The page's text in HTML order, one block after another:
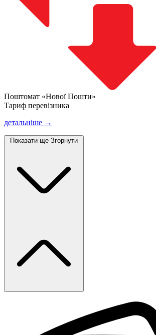
Поштомат «Нової Пошти»
Тариф перевізника
детальніше →
Показати ще Згорнути